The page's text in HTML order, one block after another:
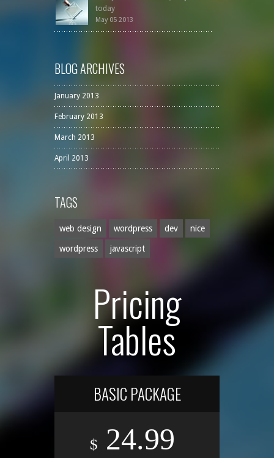
today
May 05 2013
BLOG ARCHIVES
January 2013
February 2013
March 2013
April 2013
TAGS
web design wordpress dev nice
wordpress javascript
Pricing
Tables
BASIC PACKAGE
$ 24.99